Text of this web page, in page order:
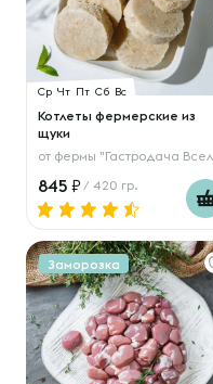
Ср Чт Пт Сб Вс
Котлеты фермерские из
щуки
от фермы "Гастродача Вселуг"
845 / 420 гр.
Заморозка